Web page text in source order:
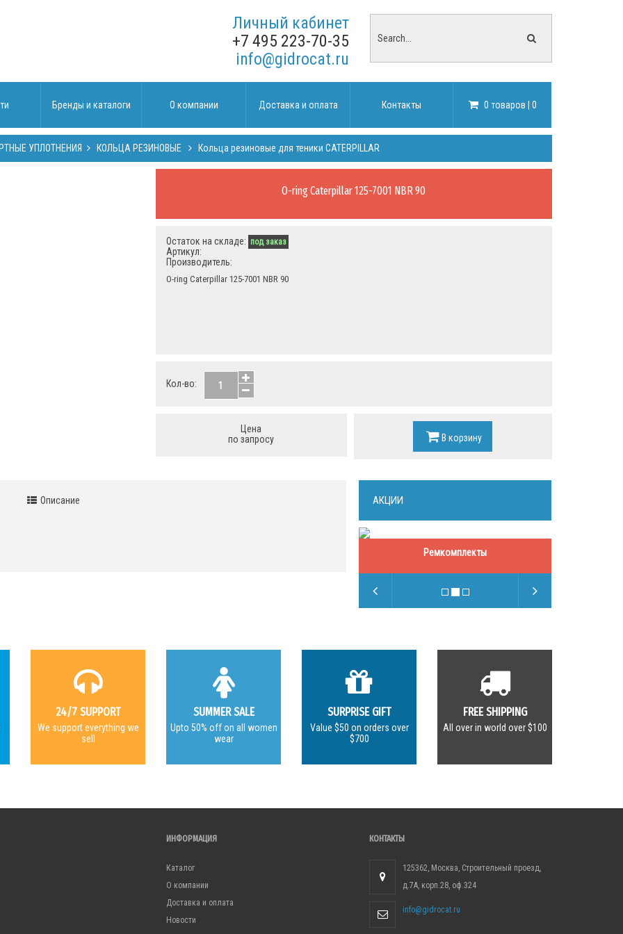
Личный кабинет
+7 495 223-70-35
info@gidrocat.ru
Бренды и каталоги О компании Доставка и оплата Контакты 0 товаров | 0
УПЛОТНЕНИЯ КОЛЬЦА РЕЗИНОВЫЕ Кольца резиновые для теники CATERPILLAR
O-ring Caterpillar 125-7001 NBR 90
Остаток на складе: под заказ
Артикул:
Производитель:
O-ring Caterpillar 125-7001 NBR 90
Кол-во:
Цена
по запросу
В корзину
Описание АКЦИИ
Ремкомплекты
24/7 SUPPORT
We support everything we
sell
SUMMER SALE
Upto 50% off on all women
wear
SURPRISE GIFT
Value $50 on orders over
$700
FREE SHIPPING
All over in world over $100
ИНФОРМАЦИЯ
Каталог
О компании
Доставка и оплата
Новости
КОНТАКТЫ
125362, Москва, Строительный проезд,
д.7А, корп.28, оф.324
info@gidrocat.ru